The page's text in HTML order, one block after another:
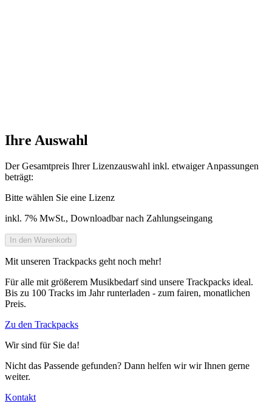
Ihre Auswahl
Der Gesamtpreis Ihrer Lizenzauswahl inkl. etwaiger Anpassungen
beträgt:
Bitte wählen Sie eine Lizenz
inkl. 7% MwSt., Downloadbar nach Zahlungseingang
Mit unseren Trackpacks geht noch mehr!
Für alle mit größerem Musikbedarf sind unsere Trackpacks ideal.
Bis zu 100 Tracks im Jahr runterladen - zum fairen, monatlichen
Preis.
Zu den Trackpacks
Wir sind für Sie da!
Nicht das Passende gefunden? Dann helfen wir wir Ihnen gerne
weiter.
Kontakt